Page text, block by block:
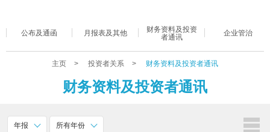
个人资料，以免蒙受损失。若有任何疑问，可随
公布及通函 月报表及其他
财务资料及投资
者通讯
企业管治
主页 > 投资者关系 > 财务资料及投资者通讯
财务资料及投资者通讯
年报 所有年份